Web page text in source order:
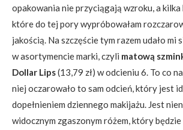
opakowania nie przyciągają wzroku, a
które do tej pory wypróbowałam
jakością. Na szczęście tym razem udało mi
w asortymencie marki, czyli matową
Dollar Lips(13,79 zł) w odcieniu 6. To co
niej oczarowało to sam odcień, który jest
dopełnieniem dziennego makijażu. Jest
widocznym zgaszonym różem, który